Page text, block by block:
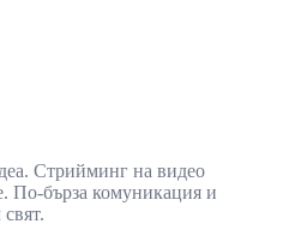
Стрийминг на видео
По-бърза комуникация и